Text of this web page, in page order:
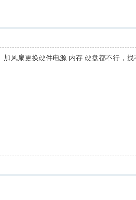
风扇更换硬件电源 内存 硬盘都不行，找